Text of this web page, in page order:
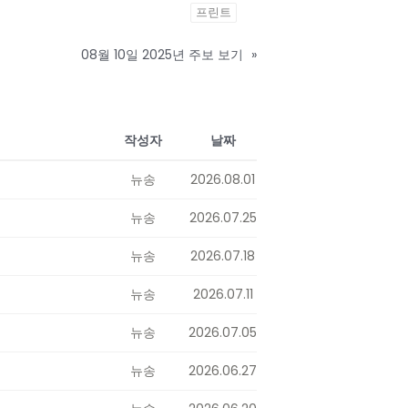
프린트
08월 10일 2025년 주보 보기 »
작성자 날짜
뉴송 2026.08.01
뉴송 2026.07.25
뉴송 2026.07.18
뉴송 2026.07.11
뉴송 2026.07.05
뉴송 2026.06.27